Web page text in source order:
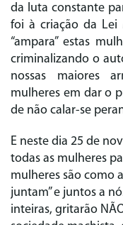
da luta constante
foi à criação da Lei
“ampara” estas
criminalizando o
nossas maiores
mulheres em dar o
de não calar-se
E neste dia 25 de
todas as mulheres
mulheres são como
juntam” e juntos a
inteiras, gritarão